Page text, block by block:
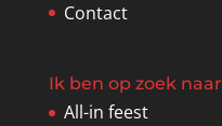
Contact
Ik ben op zoek naar
All-in feest